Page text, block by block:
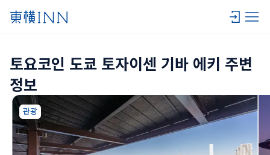
토요코인 도쿄 토자이센 기바 에키 주변
정보
관광